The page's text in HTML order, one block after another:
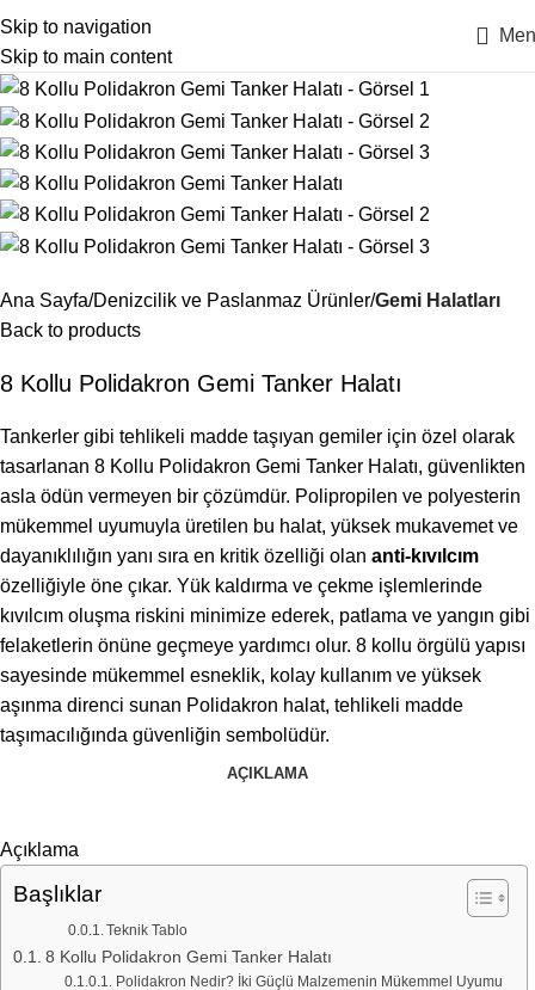
Skip to navigation
Skip to main content
Ana Sayfa Denizcilik ve Paslanmaz Ürünler Gemi Halatları
Back to products
8 Kollu Polidakron Gemi Tanker Halatı
Tankerler gibi tehlikeli madde taşıyan gemiler için özel olarak
tasarlanan 8 Kollu Polidakron Gemi Tanker Halatı, güvenlikten
asla ödün vermeyen bir çözümdür. Polipropilen ve polyesterin
mükemmel uyumuyla üretilen bu halat, yüksek mukavemet ve
dayanıklılığın yanı sıra en kritik özelliği olan anti-kıvılcım
özelliğiyle öne çıkar. Yük kaldırma ve çekme işlemlerinde
kıvılcım oluşma riskini minimize ederek, patlama ve yangın gibi
felaketlerin önüne geçmeye yardımcı olur. 8 kollu örgülü yapısı
sayesinde mükemmel esneklik, kolay kullanım ve yüksek
aşınma direnci sunan Polidakron halat, tehlikeli madde
taşımacılığında güvenliğin sembolüdür.
AÇIKLAMA
Açıklama
Başlıklar
Teknik Tablo
8 Kollu Polidakron Gemi Tanker Halatı
Polidakron Nedir? İki Güçlü Malzemenin Mükemmel Uyumu